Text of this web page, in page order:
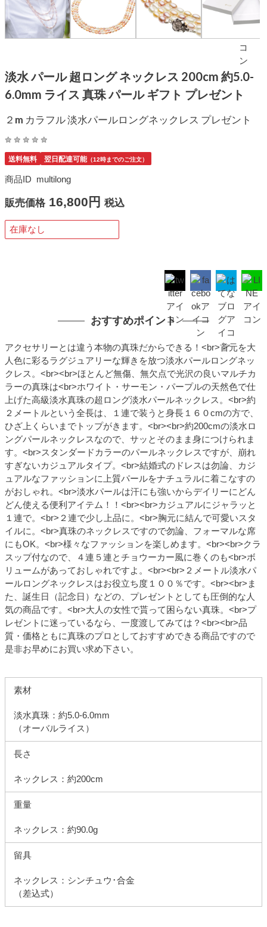
淡水 パール 超ロング ネックレス 200cm 約5.0-
6.0mm ライス 真珠 パール ギフト プレゼント
２m カラフル 淡水パールロングネックレス プレゼント
送料無料 翌日配達可能（12時までのご注文）
商品ID multilong
販売価格 16,800円 税込
在庫なし
おすすめポイント
アクセサリーとは違う本物の真珠だからできる！<br>首元を大
人色に彩るラグジュアリーな輝きを放つ淡水パールロングネッ
クレス。<br><br>ほとんど無傷、無欠点で光沢の良いマルチカ
ラーの真珠は<br>ホワイト・サーモン・パープルの天然色で仕
上げた高級淡水真珠の超ロング淡水パールネックレス。<br>約
２メートルという全長は、１連で装うと身長１６０cmの方で、
ひざ上くらいまでトップがきます。<br><br>約200cmの淡水ロ
ングパールネックレスなので、サッとそのまま身につけられま
す。<br>スタンダードカラーのパールネックレスですが、崩れ
すぎないカジュアルタイプ。<br>結婚式のドレスは勿論、カジ
ュアルなファッションに上質パールをナチュラルに着こなすの
がおしゃれ。<br>淡水パールは汗にも強いからデイリーにどん
どん使える便利アイテム！！<br><br>カジュアルにジャラッと
１連で。<br>２連で少し上品に。<br>胸元に結んで可愛いスタ
イルに。<br>真珠のネックレスですので勿論、フォーマルな席
にもOK。<br>様々なファッションを楽しめます。<br><br>クラ
スップ付なので、４連５連とチョウーカー風に巻くのも<br>ボ
リュームがあっておしゃれですよ。<br><br>２メートル淡水パ
ールロングネックレスはお役立ち度１００％です。<br><br>ま
た、誕生日（記念日）などの、プレゼントとしても圧倒的な人
気の商品です。<br>大人の女性で貰って困らない真珠。<br>プ
レゼントに迷っているなら、一度渡してみては？<br><br>品
質・価格ともに真珠のプロとしておすすめできる商品ですので
是非お早めにお買い求め下さい。
素材
淡水真珠：約5.0-6.0mm
（オーバルライス）
長さ
ネックレス：約200cm
重量
ネックレス：約90.0g
留具
ネックレス：シンチュウ･合金
（差込式）